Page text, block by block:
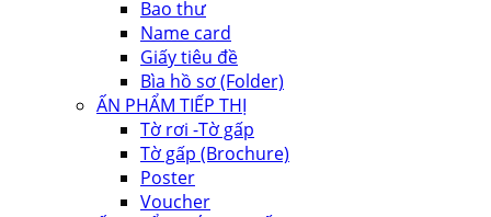
Bao thư
Name card
Giấy tiêu đề
Bìa hồ sơ (Folder)
ẤN PHẨM TIẾP THỊ
Tờ rơi -Tờ gấp
Tờ gấp (Brochure)
Poster
Voucher